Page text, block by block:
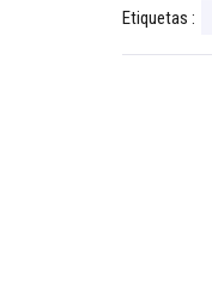
Etiquetas :